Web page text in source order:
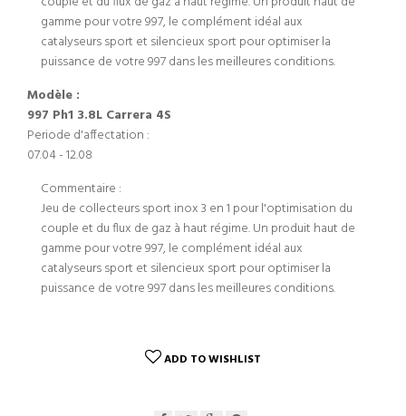
gamme pour votre 997, le complément idéal aux
catalyseurs sport et silencieux sport pour optimiser la
puissance de votre 997 dans les meilleures conditions.
Modèle :
997 Ph1 3.8L Carrera 4S
Periode d'affectation :
07.04 - 12.08
Commentaire :
Jeu de collecteurs sport inox 3 en 1 pour l'optimisation du
couple et du flux de gaz à haut régime. Un produit haut de
gamme pour votre 997, le complément idéal aux
catalyseurs sport et silencieux sport pour optimiser la
puissance de votre 997 dans les meilleures conditions.
ADD TO WISHLIST